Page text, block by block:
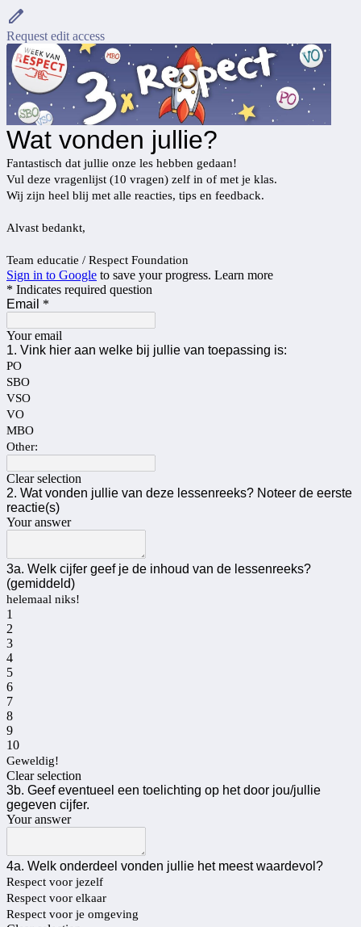
Request edit access
Wat vonden jullie?
Fantastisch dat jullie onze les hebben gedaan!
Vul deze vragenlijst (10 vragen) zelf in of met je klas.
Wij zijn heel blij met alle reacties, tips en feedback.
Alvast bedankt,
Team educatie / Respect Foundation
Sign in to Google to save your progress. Learn more
* Indicates required question
Email *
Your email
1. Vink hier aan welke bij jullie van toepassing is:
PO
SBO
VSO
VO
MBO
Other:
Clear selection
2. Wat vonden jullie van deze lessenreeks? Noteer de eerste
reactie(s)
Your answer
3a. Welk cijfer geef je de inhoud van de lessenreeks?
(gemiddeld)
helemaal niks!
1
2
3
4
5
6
7
8
9
10
Geweldig!
Clear selection
3b. Geef eventueel een toelichting op het door jou/jullie
gegeven cijfer.
Your answer
4a. Welk onderdeel vonden jullie het meest waardevol?
Respect voor jezelf
Respect voor elkaar
Respect voor je omgeving